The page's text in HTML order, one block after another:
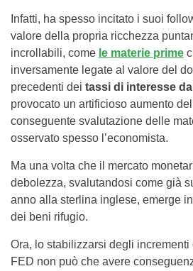
Infatti, ha spesso incitato i suoi
valore della propria ricchezza
incrollabili, come le materie prime
inversamente legate al valore del
precedenti dei tassi di interesse
provocato un artificioso aumento
conseguente svalutazione delle
osservato spesso l’economista.
Ma una volta che il mercato
debolezza, svalutandosi come già
anno alla sterlina inglese, emerge
dei beni rifugio.
Ora, lo stabilizzarsi degli
FED non può che avere